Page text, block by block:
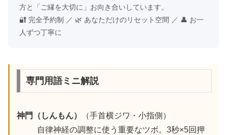
方と「ご縁を大切に」お向き合いしています。
🔐 完全予約制 ／ 🌿 あなただけのリセット空間 ／ 👤 お一
人ずつ丁寧に
専門用語ミニ解説
神門（しんもん）
（手首横ジワ・小指側）
自律神経の調整に使う重要なツボ。3秒×5回押